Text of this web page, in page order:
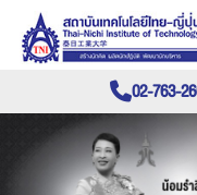
02-763-